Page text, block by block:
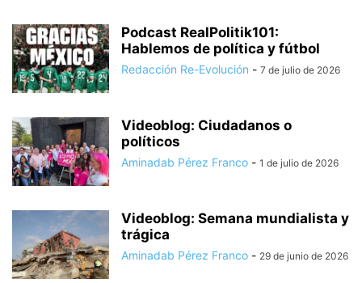
Podcast RealPolitik101:
Hablemos de política y fútbol
Redacción Re-Evolución - 7 de julio de 2026
Videoblog: Ciudadanos o
políticos
Aminadab Pérez Franco - 1 de julio de 2026
Videoblog: Semana mundialista y
trágica
Aminadab Pérez Franco - 29 de junio de 2026